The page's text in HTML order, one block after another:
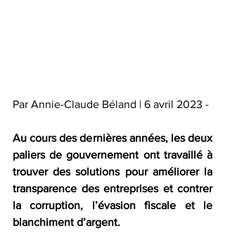
Par Annie-Claude Béland | 6 avril 2023 -
Au cours des dernières années, les deux
paliers de gouvernement ont travaillé à
trouver des solutions pour améliorer la
transparence des entreprises et contrer
la corruption, l’évasion fiscale et le
blanchiment d’argent.